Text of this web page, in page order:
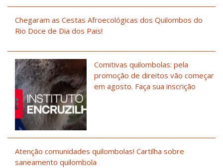
Chegaram as Cestas Afroecológicas dos Quilombos do
Rio Doce de Dia dos Pais!
Comitivas quilombolas: pela
promoção de direitos vão começar
em agosto. Faça sua inscrição
Atenção comunidades quilombolas! Cartilha sobre
saneamento quilombola